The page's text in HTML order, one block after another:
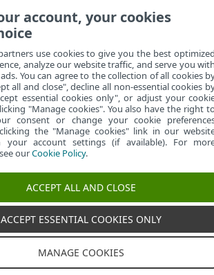
account, your cookies
use cookies to give you the best
analyze our website traffic, and serve you
You can agree to the collection of all cookies
all and close", decline all non-essential cookies
essential cookies only", or adjust your
"Manage cookies". You also have the right
consent or change your cookie
the "Manage cookies" link in our
account settings (if available). For
ourCookie Policy.
ACCEPT ALL AND CLOSE
ACCEPT ESSENTIAL COOKIES ONLY
MANAGE COOKIES